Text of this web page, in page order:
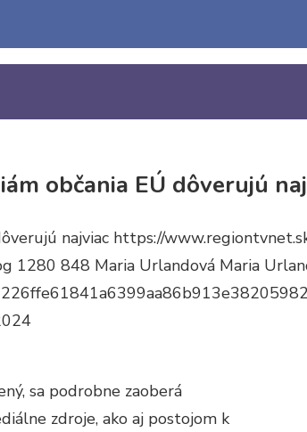
občania EÚ dôverujú
najviac https://
1280 848 Maria Urlandová Maria
sa podrobne zaoberá
zdroje, ako aj postojom k